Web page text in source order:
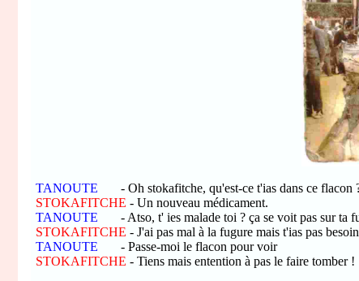
TANOUTE - Oh stokafitche, qu'est-ce t'ias dans ce flacon
STOKAFITCHE - Un nouveau médicament.
TANOUTE - Atso, t' ies malade toi ? ça se voit pas sur ta
STOKAFITCHE - J'ai pas mal à la fugure mais t'ias pas
TANOUTE - Passe-moi le flacon pour voir
STOKAFITCHE - Tiens mais entention à pas le faire tomber !